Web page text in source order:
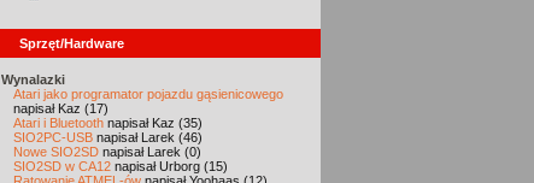
Sprzęt/Hardware
Wynalazki
Atari jako programator pojazdu gąsienicowego
napisał Kaz (17)
Atari i Bluetooth napisał Kaz (35)
SIO2PC-USB napisał Larek (46)
Nowe SIO2SD napisał Larek (0)
SIO2SD w CA12 napisał Urborg (15)